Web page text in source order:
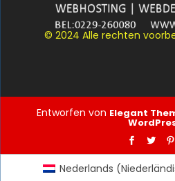
© 2024 Alle rechten
Entworfen von Elegant
Nederlands (